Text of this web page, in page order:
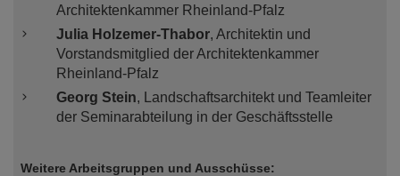
Architektenkammer Rheinland-Pfalz
Julia Holzemer-Thabor, Architektin und
Vorstandsmitglied der Architektenkammer
Rheinland-Pfalz
Georg Stein, Landschaftsarchitekt und Teamleiter
der Seminarabteilung in der Geschäftsstelle
Weitere Arbeitsgruppen und Ausschüsse: